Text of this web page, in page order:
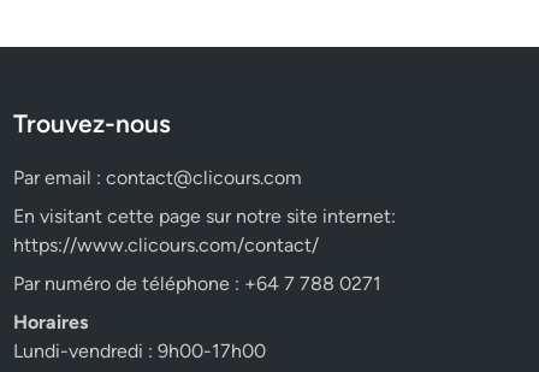
Trouvez-nous
Par email :contact@clicours.com
En visitant cette page sur notre site internet:
https://www.clicours.com/contact/
Par numéro de téléphone : +64 7 788 0271
Horaires
Lundi-vendredi : 9h00-17h00